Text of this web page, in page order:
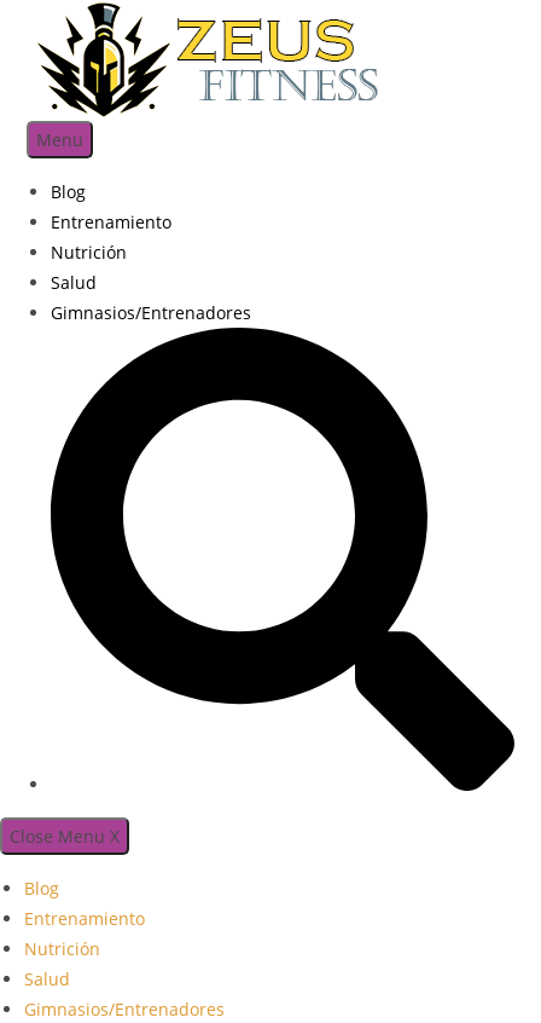
Menu
Blog
Entrenamiento
Nutrición
Salud
Gimnasios/Entrenadores
Close Menu X
Blog
Entrenamiento
Nutrición
Salud
Gimnasios/Entrenadores